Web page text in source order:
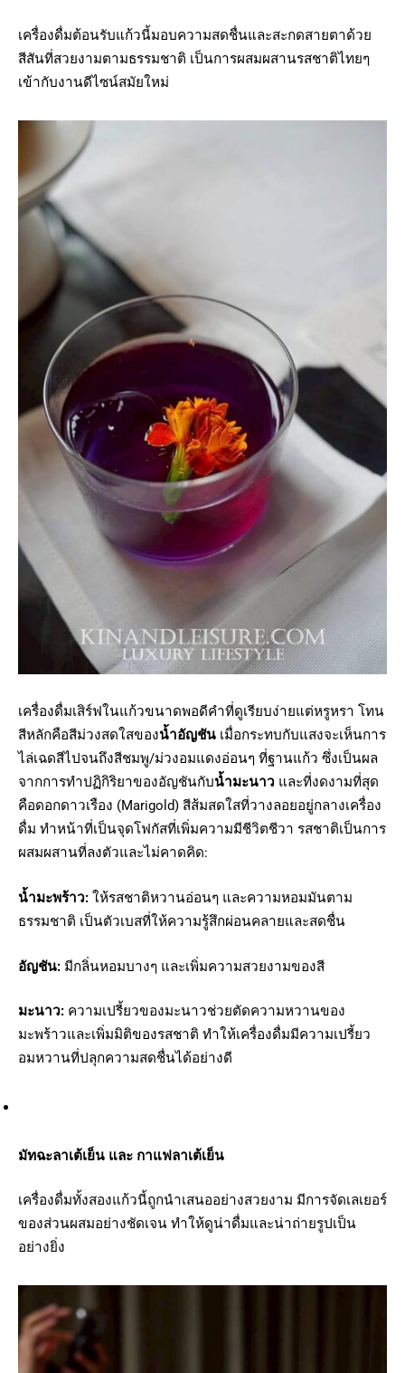
เครื่องดื่มต้อนรับแก้วนี้มอบความสดชื่นและสะกดสายตาด้วย
สีสันที่สวยงามตามธรรมชาติ เป็นการผสมผสานรสชาติไทยๆ
เข้ากับงานดีไซน์สมัยใหม่
เครื่องดื่มเสิร์ฟในแก้วขนาดพอดีคำที่ดูเรียบง่ายแต่หรูหรา โทน
สีหลักคือสีม่วงสดใสของน้ำอัญชัน เมื่อกระทบกับแสงจะเห็นการ
ไล่เฉดสีไปจนถึงสีชมพู/ม่วงอมแดงอ่อนๆ ที่ฐานแก้ว ซึ่งเป็นผล
จากการทำปฏิกิริยาของอัญชันกับน้ำมะนาว และที่งดงามที่สุด
คือดอกดาวเรือง (Marigold) สีส้มสดใสที่วางลอยอยู่กลางเครื่อง
ดื่ม ทำหน้าที่เป็นจุดโฟกัสที่เพิ่มความมีชีวิตชีวา รสชาติเป็นการ
ผสมผสานที่ลงตัวและไม่คาดคิด:
น้ำมะพร้าว: ให้รสชาติหวานอ่อนๆ และความหอมมันตาม
ธรรมชาติ เป็นตัวเบสที่ให้ความรู้สึกผ่อนคลายและสดชื่น
อัญชัน: มีกลิ่นหอมบางๆ และเพิ่มความสวยงามของสี
มะนาว: ความเปรี้ยวของมะนาวช่วยตัดความหวานของ
มะพร้าวและเพิ่มมิติของรสชาติ ทำให้เครื่องดื่มมีความเปรี้ยว
อมหวานที่ปลุกความสดชื่นได้อย่างดี
มัทฉะลาเต้เย็น และ กาแฟลาเต้เย็น
เครื่องดื่มทั้งสองแก้วนี้ถูกนำเสนออย่างสวยงาม มีการจัดเลเยอร์
ของส่วนผสมอย่างชัดเจน ทำให้ดูน่าดื่มและน่าถ่ายรูปเป็น
อย่างยิ่ง